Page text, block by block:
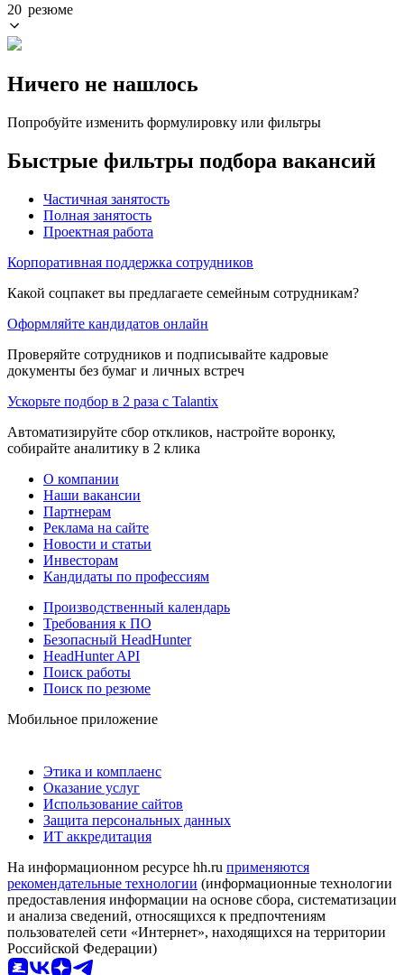
20 резюме
Ничего не нашлось
Попробуйте изменить формулировку или фильтры
Быстрые фильтры подбора вакансий
Частичная занятость
Полная занятость
Проектная работа
Корпоративная поддержка сотрудников
Какой соцпакет вы предлагаете семейным сотрудникам?
Оформляйте кандидатов онлайн
Проверяйте сотрудников и подписывайте кадровые
документы без бумаг и личных встреч
Ускорьте подбор в 2 раза с Talantix
Автоматизируйте сбор откликов, настройте воронку,
собирайте аналитику в 2 клика
О компании
Наши вакансии
Партнерам
Реклама на сайте
Новости и статьи
Инвесторам
Кандидаты по профессиям
Производственный календарь
Требования к ПО
Безопасный HeadHunter
HeadHunter API
Поиск работы
Поиск по резюме
Мобильное приложение
Этика и комплаенс
Оказание услуг
Использование сайтов
Защита персональных данных
ИТ аккредитация
На информационном ресурсе hh.ru применяются
рекомендательные технологии (информационные технологии
предоставления информации на основе сбора, систематизации
и анализа сведений, относящихся к предпочтениям
пользователей сети «Интернет», находящихся на территории
Российской Федерации)